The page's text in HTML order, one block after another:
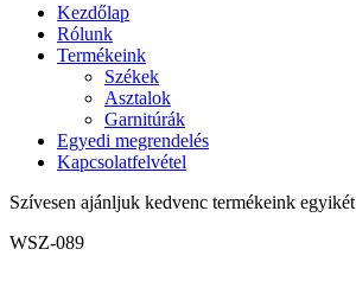
Kezdőlap
Rólunk
Termékeink
Székek
Asztalok
Garnitúrák
Egyedi megrendelés
Kapcsolatfelvétel
Szívesen ajánljuk kedvenc termékeink egyikét
WSZ-089